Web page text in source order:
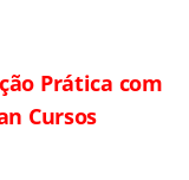
Prática com
Cursos